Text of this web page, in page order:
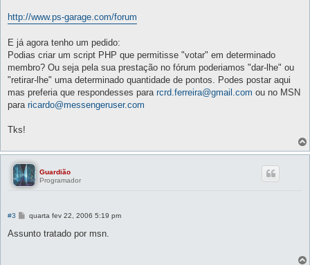
g
e
http://www.ps-garage.com/forum
E já agora tenho um pedido:
Podias criar um script PHP que permitisse "votar" em determinado
membro? Ou seja pela sua prestação no fórum poderiamos "dar-lhe" ou
"retirar-lhe" uma determinado quantidade de pontos. Podes postar aqui
mas preferia que respondesses para rcrd.ferreira@gmail.com ou no MSN
para ricardo@messengeruser.com
Tks!
Guardião
Programador
#3
M
n
quarta fev 22, 2006 5:19 pm
Assunto tratado por msn.